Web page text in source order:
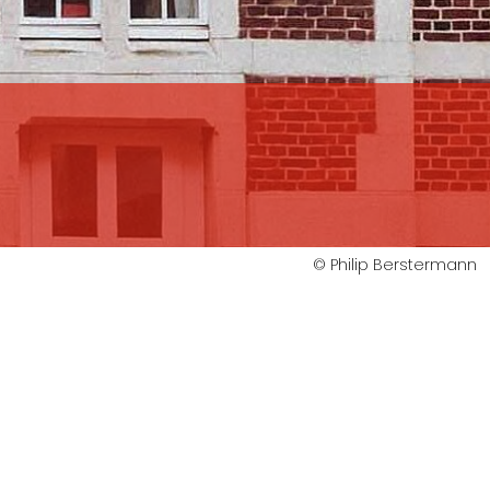
© Philip Berstermann